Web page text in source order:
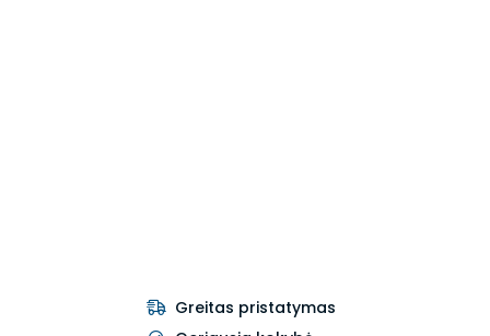
Greitas pristatymas